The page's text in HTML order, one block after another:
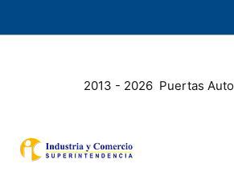
2013 - 2026 Puertas